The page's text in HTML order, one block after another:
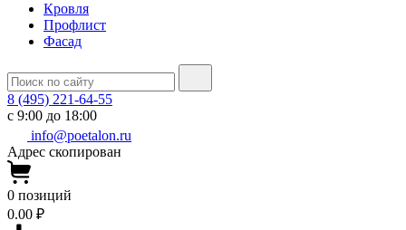
Кровля
Профлист
Фасад
8 (495) 221-64-55
с 9:00 до 18:00
info@poetalon.ru
Адрес скопирован
0 позиций
0.00 ₽